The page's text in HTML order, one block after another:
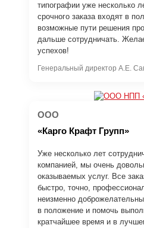
типографии уже несколько
срочного заказа входят в
возможные пути решения
дальше сотрудничать.
успехов!
Генеральный директор А.Е.
ООО
«Карго Крафт Групп»
Уже несколько лет
компанией, мы очень
оказываемых услуг. Все
быстро, точно,
неизменно
в положение и помочь
кратчайшее время и в